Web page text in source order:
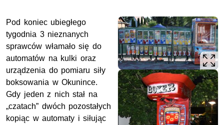
Pod koniec ubiegłego
tygodnia 3 nieznanych
sprawców włamało się do
automatów na kulki oraz
urządzenia do pomiaru siły
boksowania w Okunince.
Gdy jeden z nich stał na
„czatach” dwóch pozostałych
kopiąc w automaty i siłując